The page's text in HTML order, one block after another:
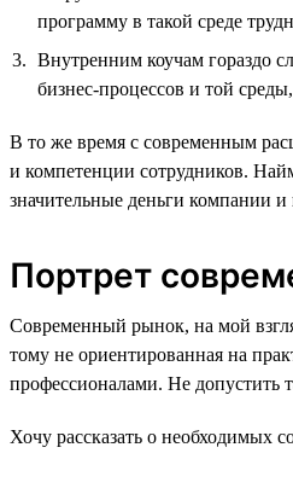
программу в такой среде
Внутренним коучам гораздо
бизнес-процессов и той
В то же время с современным
и компетенции сотрудников.
значительные деньги компании
Портрет
Современный рынок, на мой
тому не ориентированная на
профессионалами. Не
Хочу рассказать о необходимых